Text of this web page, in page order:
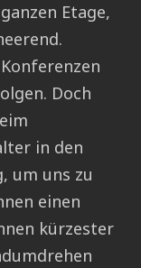
Etage,
Doch
in den
um uns zu
einen
kürzester